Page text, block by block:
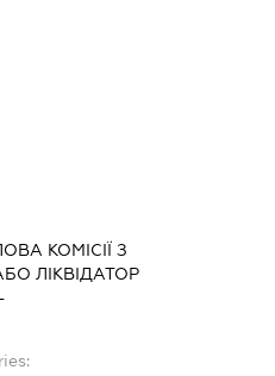
КОМІСІЇ З
ЛІКВІДАТОР